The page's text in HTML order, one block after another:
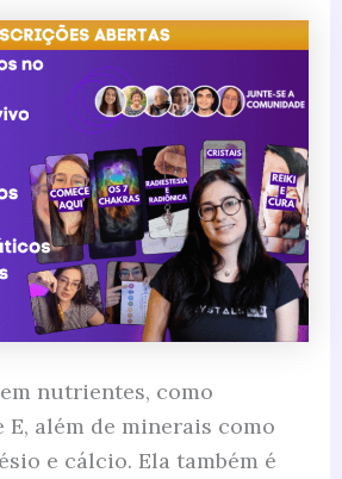
nutrientes, como
E, além de minerais como
e cálcio. Ela também é